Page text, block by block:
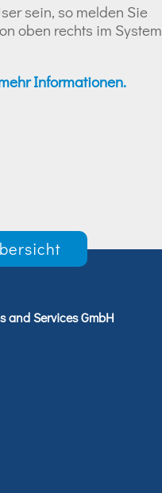
sein, so melden Sie
oben rechts im System
Informationen.
and Services GmbH